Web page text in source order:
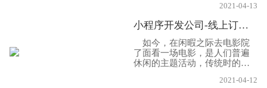
此随着汽车数量的增加，其服
务也需要增加，人们在不熟悉
的地方，加油也是很费劲的事
情，他不是随处可见的，因此
如果能连接线上服务，就会比
较的方便，开发一款小程序带
来的价值是很高的，下面小程
序开发公司小编给大家分享一
2021-04-13
小程序开发公司-线上订票小程序开发
如今，在闲暇之际去电影院
了面看一场电影，是人们普遍
休闲的主题活动，传统时的买
不方便，因此，网络时代，人
2021-04-12